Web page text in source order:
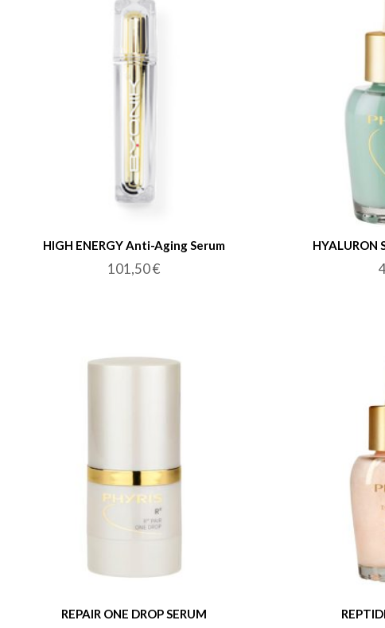
HIGH ENERGY Anti-Aging Serum
101,50€
HYALURON
REPAIR ONE DROP SERUM